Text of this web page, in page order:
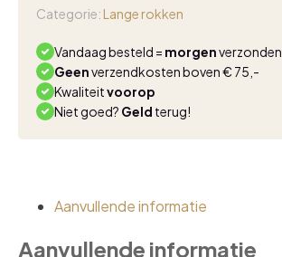
cargo
beige
aantal
Categorie: Lange rokken
Vandaag besteld = morgenverzonden
Geenverzendkosten boven € 75,-
Kwaliteitvoorop
Niet goed? Geld terug!
Aanvullende informatie
Aanvullende informatie